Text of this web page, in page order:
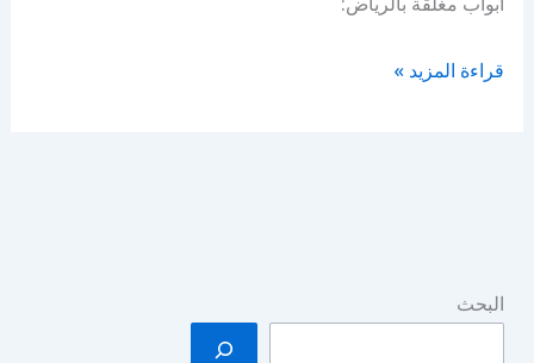
خدمات
الرياض
قراءة المزيد »
البحث